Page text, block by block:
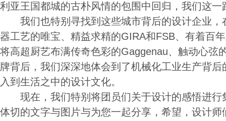
利亚王国都城的古朴风情的包围中回归，我们这
我们也特别寻找到这些城市背后的设计企业，
器工艺的唯宝、精益求精的GIRA和FSB、有着百
将高超厨艺布满传奇色彩的Gaggenau、触动心
牌背后，我们深深地体会到了机械化工业生产背
入到生活之中的设计文化。
现在，我们特别将团员们关于设计的感悟进行
体切的文字与图片与为您一起分享，希望，设计